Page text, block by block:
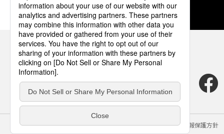
サイトのご利用にあたって クッキーポリシー 個人情報保護方針